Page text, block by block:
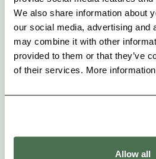
We also share information about
our social media, advertising and
may combine it with other
provided to them or that they’ve
of their services. More
Allow all
Wochen, aber kürzere
können.
In der Saison ist der